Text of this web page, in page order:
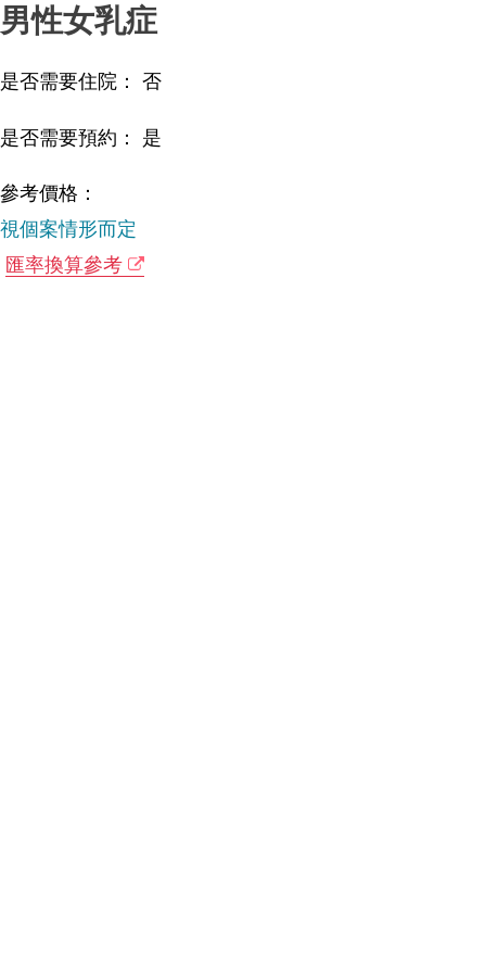
男性女乳症
是否需要住院： 否
是否需要預約： 是
參考價格：
視個案情形而定
匯率換算參考